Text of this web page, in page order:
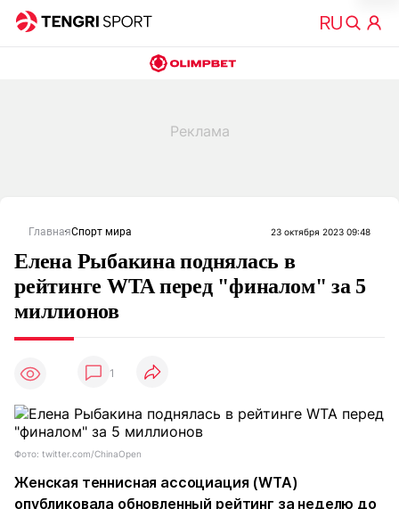
ГлавнаяСпорт мира 23 октября 2023 09:48
Елена Рыбакина поднялась в
рейтинге WTA перед "финалом" за 5
миллионов
1
Фото: twitter.com/ChinaOpen
Женская теннисная ассоциация (WTA)
опубликовала обновленный рейтинг за неделю до